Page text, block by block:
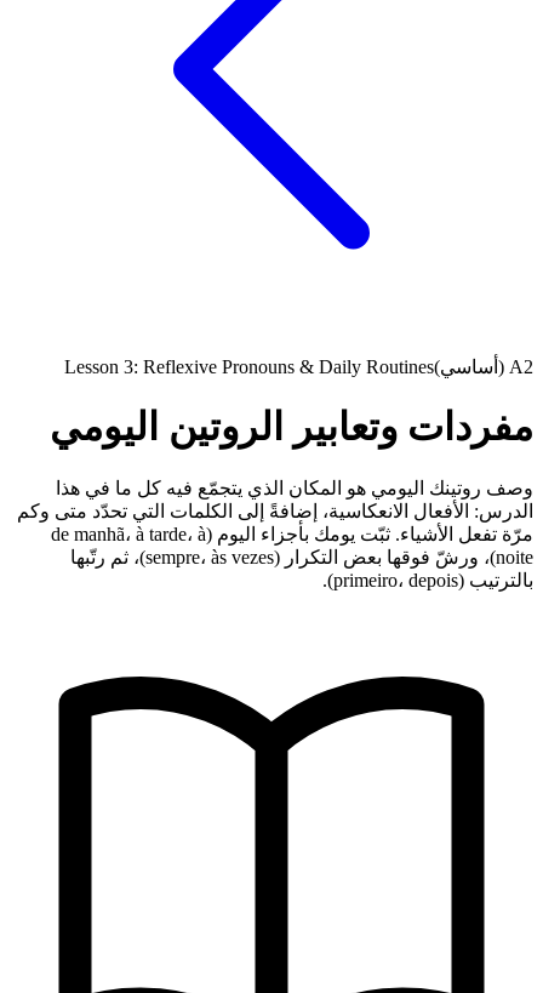
A2 (أساسي) Lesson 3: Reflexive Pronouns & Daily Routines
مفردات وتعابير الروتين اليومي
وصف روتينك اليومي هو المكان الذي يتجمّع فيه كل ما في هذا
الدرس: الأفعال الانعكاسية، إضافةً إلى الكلمات التي تحدّد متى وكم
مرّة تفعل الأشياء. ثبّت يومك بأجزاء اليوم (de manhã، à tarde، à
noite)، ورشّ فوقها بعض التكرار (sempre، às vezes)، ثم رتّبها
بالترتيب (primeiro، depois).